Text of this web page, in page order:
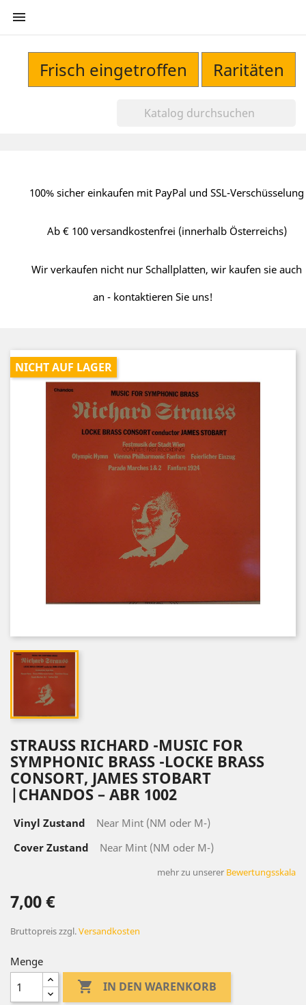

Frisch eingetroffen Raritäten
100% sicher einkaufen mit PayPal und SSL-Verschüsselung
Ab € 100 versandkostenfrei (innerhalb Österreichs)
Wir verkaufen nicht nur Schallplatten, wir kaufen sie auch
an - kontaktieren Sie uns!
NICHT AUF LAGER
STRAUSS RICHARD -MUSIC FOR
SYMPHONIC BRASS -LOCKE BRASS
CONSORT, JAMES STOBART
|CHANDOS ‎– ABR 1002
Vinyl Zustand
Near Mint (NM oder M-)
Cover Zustand
Near Mint (NM oder M-)
mehr zu unserer Bewertungsskala
7,00 €
Bruttopreiszzgl.Versandkosten
Menge
 IN DEN WARENKORB